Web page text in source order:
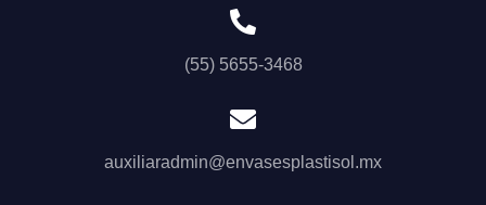
(55) 5655-3468
auxiliaradmin@envasesplastisol.mx